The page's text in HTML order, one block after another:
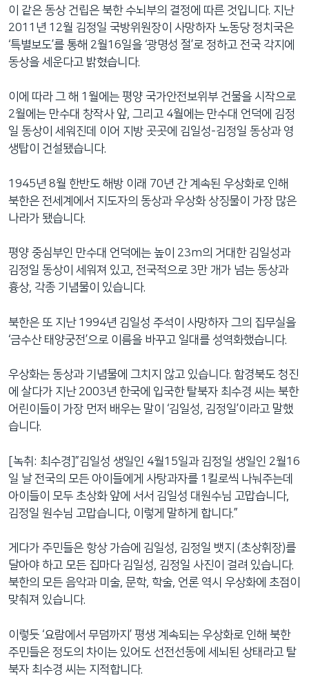
이 같은 동상 건립은 북한 수뇌부의 결정에 따른 것입니다. 지난
2011년 12월 김정일 국방위원장이 사망하자 노동당 정치국은
‘특별보도’를 통해 2월16일을 ‘광명성 절’로 정하고 전국 각지에
동상을 세운다고 밝혔습니다.
이에 따라 그 해 1월에는 평양 국가안전보위부 건물을 시작으로
2월에는 만수대 창작사 앞, 그리고 4월에는 만수대 언덕에 김정
일 동상이 세워진데 이어 지방 곳곳에 김일성-김정일 동상과 영
생탑이 건설됐습니다.
1945년 8월 한반도 해방 이래 70년 간 계속된 우상화로 인해
북한은 전세계에서 지도자의 동상과 우상화 상징물이 가장 많은
나라가 됐습니다.
평양 중심부인 만수대 언덕에는 높이 23m의 거대한 김일성과
김정일 동상이 세워져 있고, 전국적으로 3만 개가 넘는 동상과
흉상, 각종 기념물이 있습니다.
북한은 또 지난 1994년 김일성 주석이 사망하자 그의 집무실을
‘금수산 태양궁전’으로 이름을 바꾸고 일대를 성역화했습니다.
우상화는 동상과 기념물에 그치지 않고 있습니다. 함경북도 청진
에 살다가 지난 2003년 한국에 입국한 탈북자 최수경 씨는 북한
어린이들이 가장 먼저 배우는 말이 ‘김일성, 김정일’이라고 말했
습니다.
[녹취: 최수경]”김일성 생일인 4월15일과 김정일 생일인 2월16
일 날 전국의 모든 아이들에게 사탕과자를 1킬로씩 나눠주는데
아이들이 모두 초상화 앞에 서서 김일성 대원수님 고맙습니다,
김정일 원수님 고맙습니다, 이렇게 말하게 합니다.”
게다가 주민들은 항상 가슴에 김일성, 김정일 뱃지 (초상휘장)를
달아야 하고 모든 집마다 김일성, 김정일 사진이 걸려 있습니다.
북한의 모든 음악과 미술, 문학, 학술, 언론 역시 우상화에 초점이
맞춰져 있습니다.
이렇듯 ‘요람에서 무덤까지’ 평생 계속되는 우상화로 인해 북한
주민들은 정도의 차이는 있어도 선전선동에 세뇌된 상태라고 탈
북자 최수경 씨는 지적합니다.